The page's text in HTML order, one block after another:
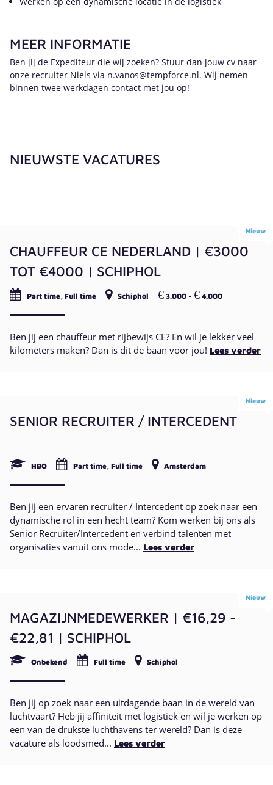
MEER INFORMATIE
Ben jij de Expediteur die wij zoeken? Stuur dan jouw cv naar
onze recruiter Niels via n.vanos@tempforce.nl. Wij nemen
binnen twee werkdagen contact met jou op!
NIEUWSTE VACATURES
CHAUFFEUR CE NEDERLAND | €3000
TOT €4000 | SCHIPHOL
Part time, Full time Schiphol € 3.000 - € 4.000
Ben jij een chauffeur met rijbewijs CE? En wil je lekker veel
kilometers maken? Dan is dit de baan voor jou! Lees verder
Nieuw
SENIOR RECRUITER / INTERCEDENT
HBO Part time, Full time Amsterdam
Ben jij een ervaren recruiter / Intercedent op zoek naar een
dynamische rol in een hecht team? Kom werken bij ons als
Senior Recruiter/Intercedent en verbind talenten met
organisaties vanuit ons mode... Lees verder
Nieuw
MAGAZIJNMEDEWERKER | €16,29 -
€22,81 | SCHIPHOL
Onbekend Full time Schiphol
Ben jij op zoek naar een uitdagende baan in de wereld van
luchtvaart? Heb jij affiniteit met logistiek en wil je werken op
een van de drukste luchthavens ter wereld? Dan is deze
vacature als loodsmed... Lees verder
Nieuw